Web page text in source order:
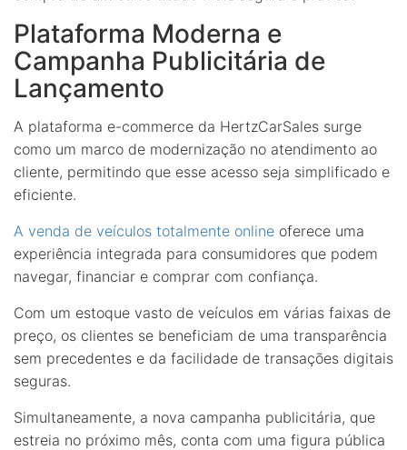
Plataforma Moderna e
Campanha Publicitária de
Lançamento
A plataforma e-commerce da HertzCarSales surge
como um marco de modernização no atendimento ao
cliente, permitindo que esse acesso seja simplificado e
eficiente.
A venda de veículos totalmente online oferece uma
experiência integrada para consumidores que podem
navegar, financiar e comprar com confiança.
Com um estoque vasto de veículos em várias faixas de
preço, os clientes se beneficiam de uma transparência
sem precedentes e da facilidade de transações digitais
seguras.
Simultaneamente, a nova campanha publicitária, que
estreia no próximo mês, conta com uma figura pública